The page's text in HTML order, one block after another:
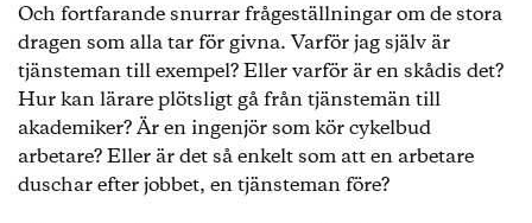
Och fortfarande snurrar frågeställningar om de stora
dragen som alla tar för givna. Varför jag själv är
tjänsteman till exempel? Eller varför är en skådis det?
Hur kan lärare plötsligt gå från tjänstemän till
akademiker? Är en ingenjör som kör cykelbud
arbetare? Eller är det så enkelt som att en arbetare
duschar efter jobbet, en tjänsteman före?